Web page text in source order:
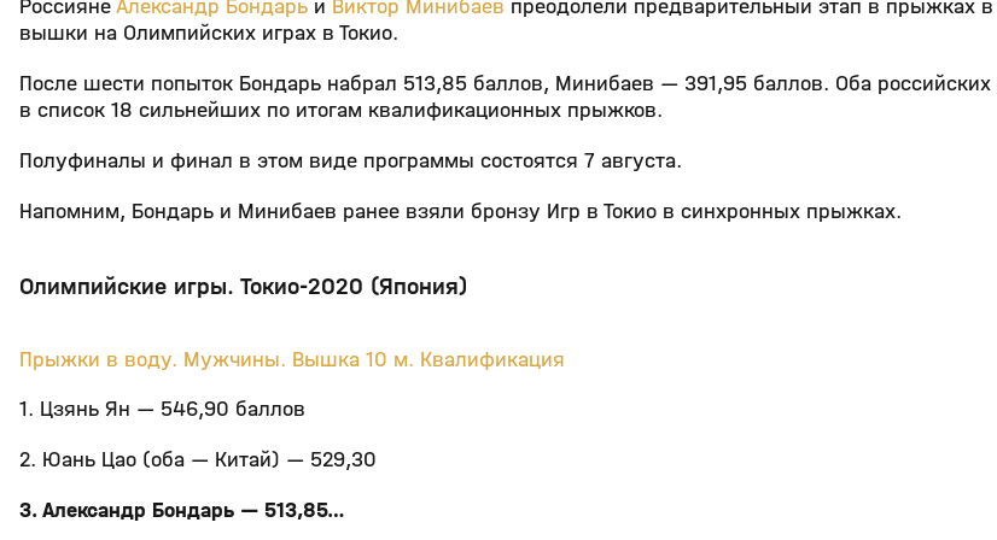
РоссиянеАлександр Бондарь и Виктор Минибаев преодолели предварительный этап в прыжках
вышки на Олимпийских играх в Токио.
После шести попыток Бондарь набрал 513,85 баллов, Минибаев — 391,95 баллов. Оба российских
в список 18 сильнейших по итогам квалификационных прыжков.
Полуфиналы и финал в этом виде программы состоятся 7 августа.
Напомним, Бондарь и Минибаев ранее взяли бронзу Игр в Токио в синхронных прыжках.
Олимпийские игры. Токио-2020 (Япония)
Прыжки в воду. Мужчины. Вышка 10 м. Квалификация
1. Цзянь Ян — 546,90 баллов
2. Юань Цао (оба — Китай) — 529,30
3. Александр Бондарь — 513,85…